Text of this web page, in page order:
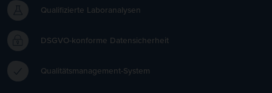
Qualifizierte Laboranalysen
DSGVO-konforme Datensicherheit
Qualitätsmanagement-System